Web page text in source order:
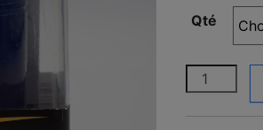
Qté
quantité